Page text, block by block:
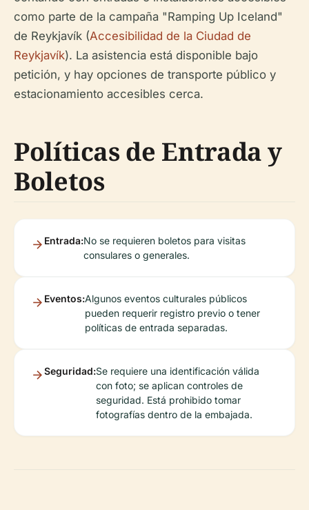
como parte de la campaña "Ramping Up Iceland"
de Reykjavík (Accesibilidad de la Ciudad de
Reykjavík). La asistencia está disponible bajo
petición, y hay opciones de transporte público y
estacionamiento accesibles cerca.
Políticas de Entrada y
Boletos
Entrada:No se requieren boletos para visitas
consulares o generales.
Eventos:Algunos eventos culturales públicos
pueden requerir registro previo o tener
políticas de entrada separadas.
Seguridad:Se requiere una identificación válida
con foto; se aplican controles de
seguridad. Está prohibido tomar
fotografías dentro de la embajada.